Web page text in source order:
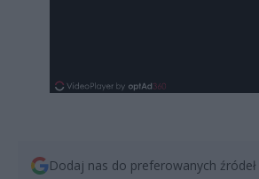
Dodaj nas do preferowanych